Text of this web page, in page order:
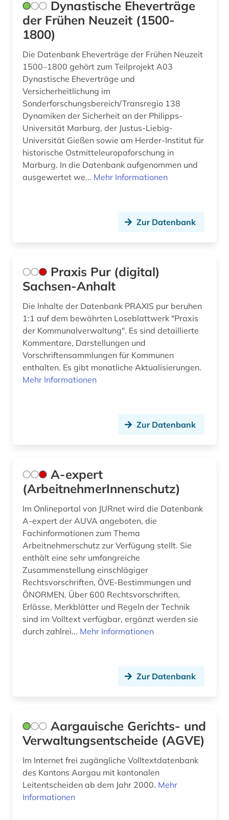
arabisch (2)
arabische literatur (1)
arabistik (3)
arbeit (1)
arbeiterbewegung (1)
arbeitgeberverband (1)
arbeitnehmerschutz (2)
arbeitsgerichtsgesetz (1)
arbeitsmarktforschung (1)
arbeitsmedizin (1)
arbeitsrecht (67)
arbeitssicherheit (8)
arbeitsstätten (1)
arbeitsstättenverordnung (1)
arbeitszeugnis (1)
arbitration (1)
architektur (1)
arzneimittelrecht (1)
arzneistoffe (1)
asyl (4)
asylbewerberleistungsrecht (1)
asylrecht (6)
asylverfahren (3)
GUS (2)
Griechenland (Altertum) (2)
Großbritannien (31)
Hessen (11)
Irland (5)
Israel (1)
Italien (3)
Korea (2)
Liechtenstein (3)
Litauen (1)
Malta (1)
Mecklenburg-Vorpommern (2)
Mittelamerika (4)
Moldawien (2)
Norwegen (4)
Osmanisches Reich (1)
Ostasien (4)
Osteuropa (3)
Polen (2)
Portugal (4)
Rheinland-Pfalz (4)
Sachsen-Anhalt (3)
Schweden (5)
Schweiz (51)
Dynastische Eheverträge
der Frühen Neuzeit (1500-
1800)
Die Datenbank Eheverträge der Frühen Neuzeit
1500–1800 gehört zum Teilprojekt A03
Dynastische Eheverträge und
Versicherheitlichung im
Sonderforschungsbereich/Transregio 138
Dynamiken der Sicherheit an der Philipps-
Universität Marburg, der Justus-Liebig-
Universität Gießen sowie am Herder-Institut für
historische Ostmitteleuropaforschung in
Marburg. In die Datenbank aufgenommen und
ausgewertet we... Mehr Informationen
Zur Datenbank
Praxis Pur (digital)
Sachsen-Anhalt
Die Inhalte der Datenbank PRAXIS pur beruhen
1:1 auf dem bewährten Loseblattwerk "Praxis
der Kommunalverwaltung". Es sind detaillierte
Kommentare, Darstellungen und
Vorschriftensammlungen für Kommunen
enthalten. Es gibt monatliche Aktualisierungen.
Mehr Informationen
Zur Datenbank
A-expert
(ArbeitnehmerInnenschutz)
Im Onlineportal von JURnet wird die Datenbank
A-expert der AUVA angeboten, die
Fachinformationen zum Thema
Arbeitnehmerschutz zur Verfügung stellt. Sie
enthält eine sehr umfangreiche
Zusammenstellung einschlägiger
Rechtsvorschriften, ÖVE-Bestimmungen und
ÖNORMEN. Über 600 Rechtsvorschriften,
Erlässe, Merkblätter und Regeln der Technik
sind im Volltext verfügbar, ergänzt werden sie
durch zahlrei... Mehr Informationen
Zur Datenbank
Aargauische Gerichts- und
Verwaltungsentscheide (AGVE)
Im Internet frei zugängliche Volltextdatenbank
des Kantons Aargau mit kantonalen
Leitentscheiden ab dem Jahr 2000. Mehr
Informationen